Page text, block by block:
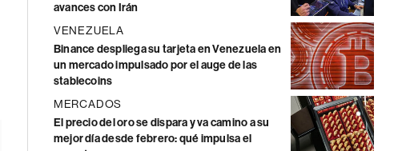
avances con Irán
VENEZUELA
Binance despliega su tarjeta en Venezuela en
un mercado impulsado por el auge de las
stablecoins
MERCADOS
El precio del oro se dispara y va camino a su
mejor día desde febrero: qué impulsa el